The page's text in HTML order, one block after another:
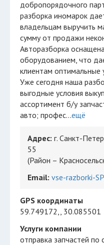
добропорядочного
разборка иномарок
владельцам выручить
сумму от продажи
Авторазборка
оборудованием, что
клиентам оптимальные
Уже сегодня наша
выгодные условия
ассортимент б/у
авто; профес...ещё
Адрес: г. Санкт-
55
(Район –
Email: vse-razborki-
GPS координаты
59.749172,, 30.085501
Услуги компании
отправка запчастей по